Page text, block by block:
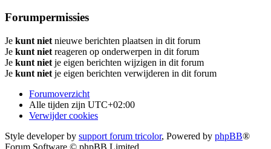
Forumpermissies
Je kunt niet nieuwe berichten plaatsen in dit forum
Je kunt niet reageren op onderwerpen in dit forum
Je kunt niet je eigen berichten wijzigen in dit forum
Je kunt niet je eigen berichten verwijderen in dit forum
Forumoverzicht
Alle tijden zijn UTC+02:00
Verwijder cookies
Style developer by support forum tricolor, Powered by phpBB®
Forum Software © phpBB Limited